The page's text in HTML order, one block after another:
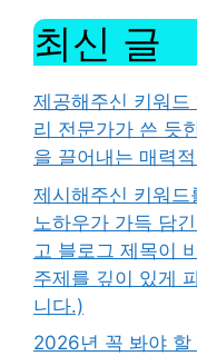
최신 글
제공해주신 키워드
리 전문가가 쓴 듯
을 끌어내는 매력
제시해주신 키워
노하우가 가득 담
고 블로그 제목이
주제를 깊이 있게
니다.)
2026년 꼭 봐야 할